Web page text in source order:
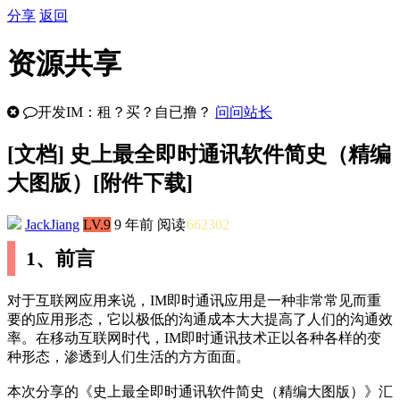
分享 返回
资源共享
开发IM：租？买？自已撸？ 问问站长
[文档] 史上最全即时通讯软件简史（精编
大图版）[附件下载]
JackJiang LV.9 9 年前 阅读662302
1、前言
对于互联网应用来说，IM即时通讯应用是一种非常常见而重
要的应用形态，它以极低的沟通成本大大提高了人们的沟通效
率。在移动互联网时代，IM即时通讯技术正以各种各样的变
种形态，渗透到人们生活的方方面面。
本次分享的《史上最全即时通讯软件简史（精编大图版）》汇